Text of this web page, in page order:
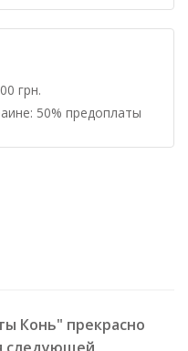
грн.
50% предоплаты
Конь" прекрасно